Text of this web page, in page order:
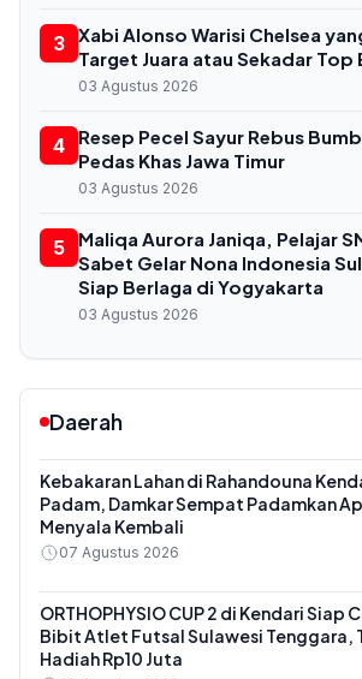
3 Xabi Alonso Warisi Chelsea
Target Juara atau Sekadar Top
03 Agustus 2026
4
Resep Pecel Sayur Rebus
Pedas Khas Jawa Timur
03 Agustus 2026
5
Maliqa Aurora Janiqa, Pelajar
Sabet Gelar Nona Indonesia
Siap Berlaga di Yogyakarta
03 Agustus 2026
Daerah
Kebakaran Lahan di Rahandouna
Padam, Damkar Sempat Padamkan
Menyala Kembali
07 Agustus 2026
ORTHOPHYSIO CUP 2 di Kendari Siap
Bibit Atlet Futsal Sulawesi Tenggara,
Hadiah Rp10 Juta